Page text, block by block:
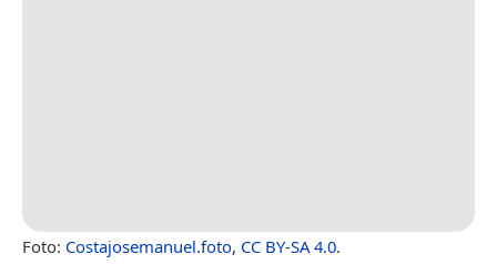
Foto: Costajosemanuel.foto, CC BY-SA 4.0.